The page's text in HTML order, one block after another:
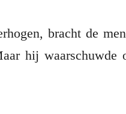
hij waarschuwde